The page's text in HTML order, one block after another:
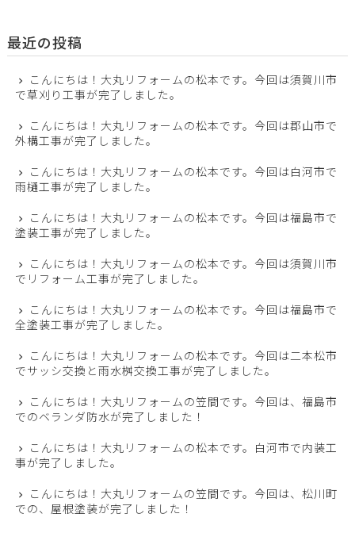
最近の投稿
こんにちは！大丸リフォームの松本です。今回は須賀川市
で草刈り工事が完了しました。
こんにちは！大丸リフォームの松本です。今回は郡山市で
外構工事が完了しました。
こんにちは！大丸リフォームの松本です。今回は白河市で
雨樋工事が完了しました。
こんにちは！大丸リフォームの松本です。今回は福島市で
塗装工事が完了しました。
こんにちは！大丸リフォームの松本です。今回は須賀川市
でリフォーム工事が完了しました。
こんにちは！大丸リフォームの松本です。今回は福島市で
全塗装工事が完了しました。
こんにちは！大丸リフォームの松本です。今回は二本松市
でサッシ交換と雨水桝交換工事が完了しました。
こんにちは！大丸リフォームの笠間です。今回は、福島市
でのベランダ防水が完了しました！
こんにちは！大丸リフォームの松本です。白河市で内装工
事が完了しました。
こんにちは！大丸リフォームの笠間です。今回は、松川町
での、屋根塗装が完了しました！